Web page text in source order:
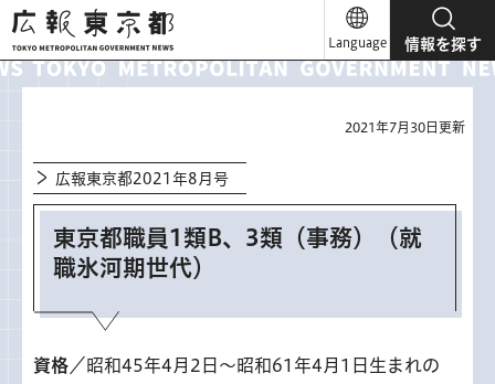
広報東京都
Language 情報を探す
2021年7月30日更新
広報東京都2021年8月号
東京都職員1類B、3類（事務）（就
職氷河期世代）
資格 ／昭和45年4月2日～昭和61年4月1日生まれの